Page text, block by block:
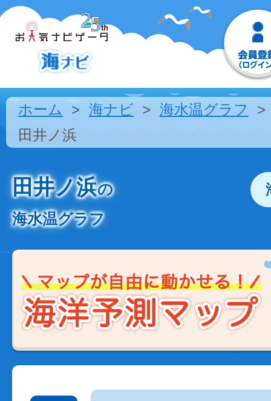
ホーム 海ナビ
海水温グラフ
田井ノ浜
田井ノ浜の
海水温グラフ